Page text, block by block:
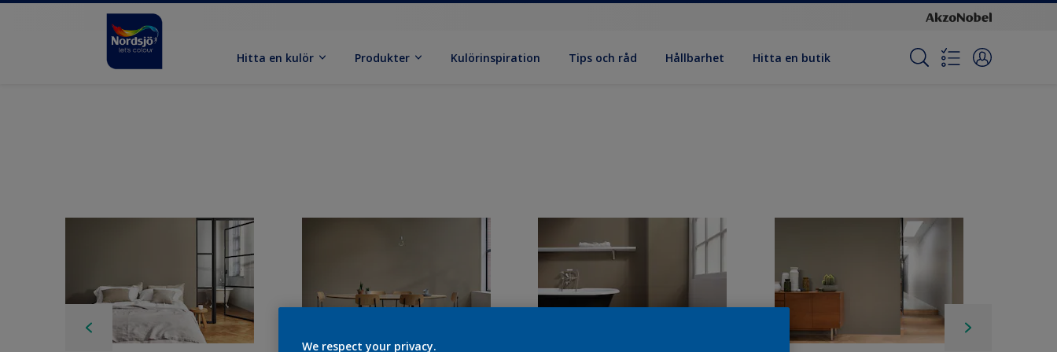
Hitta en kulör Produkter Kulörinspiration Tips och råd Hållbarhet Hitta en butik
We respect your privacy.